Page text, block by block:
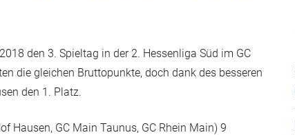
den 3. Spieltag in der 2. Hessenliga Süd im GC
die gleichen Bruttopunkte, doch dank des besseren
den 1. Platz.
Hausen, GC Main Taunus, GC Rhein Main) 9